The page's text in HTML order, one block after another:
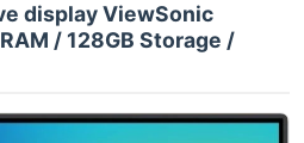
display ViewSonic
/ 128GB Storage /